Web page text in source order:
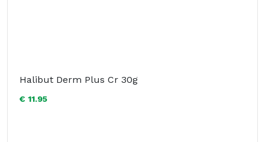
Halibut Derm Plus Cr 30g
€ 11.95